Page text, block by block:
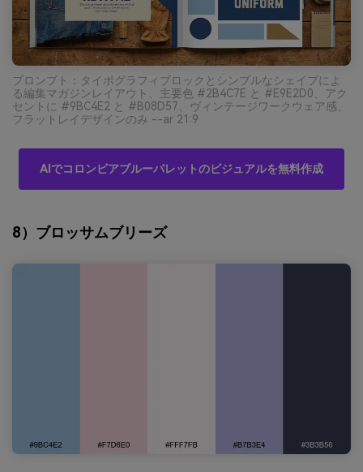
プロンプト：タイポグラフィブロックとシンプルなシェイプによ
る編集マガジンレイアウト、主要色 #2B4C7E と #E9E2D0、アク
セントに #9BC4E2 と #B08D57、ヴィンテージワークウェア感、
フラットレイデザインのみ --ar 21:9
AIでコロンビアブルーパレットのビジュアルを無料作成
8）ブロッサムブリーズ